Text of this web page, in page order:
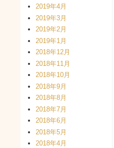
2019年4月
2019年3月
2019年2月
2019年1月
2018年12月
2018年11月
2018年10月
2018年9月
2018年8月
2018年7月
2018年6月
2018年5月
2018年4月